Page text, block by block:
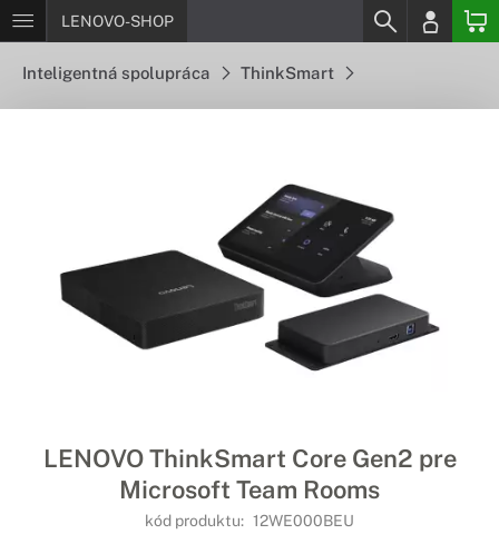
LENOVO-SHOP
Inteligentná spolupráca ThinkSmart
LENOVO ThinkSmart Core Gen2 pre
Microsoft Team Rooms
kód produktu: 12WE000BEU